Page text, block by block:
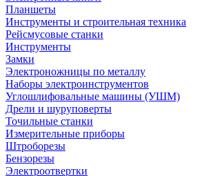
Планшеты
Инструменты и строительная техника
Рейсмусовые станки
Инструменты
Замки
Электроножницы по металлу
Наборы электроинструментов
Углошлифовальные машины (УШМ)
Дрели и шуруповерты
Точильные станки
Измерительные приборы
Штроборезы
Бензорезы
Электроотвертки